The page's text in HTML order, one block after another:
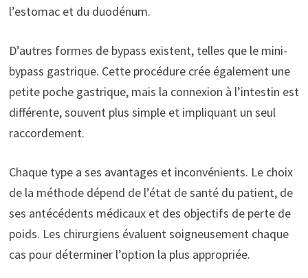
l’estomac et du duodénum.
D’autres formes de bypass existent, telles que le mini-
bypass gastrique. Cette procédure crée également une
petite poche gastrique, mais la connexion à l’intestin est
différente, souvent plus simple et impliquant un seul
raccordement.
Chaque type a ses avantages et inconvénients. Le choix
de la méthode dépend de l’état de santé du patient, de
ses antécédents médicaux et des objectifs de perte de
poids. Les chirurgiens évaluent soigneusement chaque
cas pour déterminer l’option la plus appropriée.